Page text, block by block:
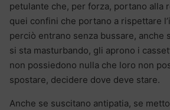
petulante che, per forza, portano alla
quei confini che portano a rispettare
perciò entrano senza bussare, anche
si sta masturbando, gli aprono i
non possiedono nulla che loro non
spostare, decidere dove deve stare.
Anche se suscitano antipatia, se